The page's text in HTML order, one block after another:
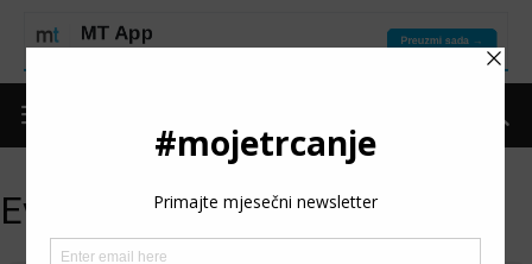
Events at this location